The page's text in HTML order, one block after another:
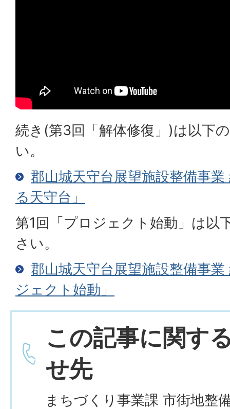
続き(第3回「解体修復」)は以下
い。
郡山城天守台展望施設整備事
る天守台」
第1回「プロジェクト始動」は以
さい。
郡山城天守台展望施設整備事
ジェクト始動」
この記事に関す
せ先
まちづくり事業課 市街地整